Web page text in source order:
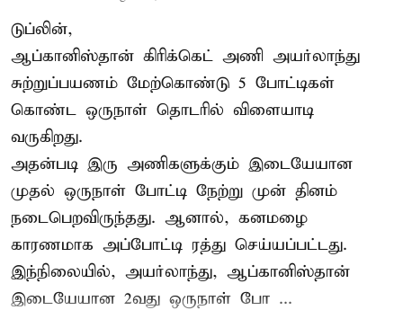
டுப்லின்,
ஆப்கானிஸ்தான் கிரிக்கெட் அணி அயர்லாந்து
சுற்றுப்பயணம் மேற்கொண்டு 5 போட்டிகள்
கொண்ட ஒருநாள் தொடரில் விளையாடி
வருகிறது.
அதன்படி இரு அணிகளுக்கும் இடையேயான
முதல் ஒருநாள் போட்டி நேற்று முன் தினம்
நடைபெறவிருந்தது. ஆனால், கனமழை
காரணமாக அப்போட்டி ரத்து செய்யப்பட்டது.
இந்நிலையில், அயர்லாந்து, ஆப்கானிஸ்தான்
இடையேயான 2வது ஒருநாள் போ ...